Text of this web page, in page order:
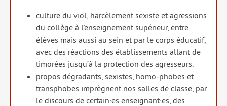
culture du viol, har­cè­le­ment sexiste et agres­sions
du col­lège à l’enseignement supé­rieur, entre
élèves mais aus­si au sein et par le corps édu­ca­tif,
avec des réac­tions des éta­blis­se­ments allant de
timo­rées jusqu’à la pro­tec­tion des agres­seurs.
pro­pos dégra­dants, sexistes, homo-phobes et
trans­phobes imprègnent nos salles de classe, par
le dis­cours de certain·es enseignant·es, des